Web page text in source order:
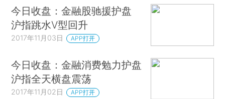
今日收盘：金融股驰援护盘
沪指跳水V型回升
2017年11月03日 APP打开
今日收盘：金融消费勉力护盘
沪指全天横盘震荡
2017年11月02日 APP打开